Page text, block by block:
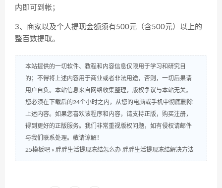
内即可到帐；
3、商家以及个人提现金额须有500元（含500元）以上的
整百数提取。
本站提供的一切软件、教程和内容信息仅限用于学习和研究目
的；不得将上述内容用于商业或者非法用途，否则，一切后果请
用户自负。本站信息来自网络收集整理，版权争议与本站无关。
您必须在下载后的24个小时之内，从您的电脑或手机中彻底删除
上述内容。如果您喜欢该程序和内容，请支持正版，购买注册，
得到更好的正版服务。我们非常重视版权问题，如有侵权请邮件
与我们联系处理。敬请谅解！
25模板吧 » 胖胖生活提现冻结怎么办 胖胖生活提现冻结解决方法